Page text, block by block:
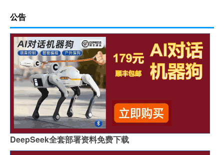
公告
DeepSeek全套部署资料免费下载